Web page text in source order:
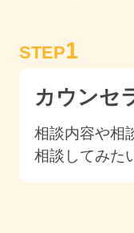
STEP1
カウンセ
相談内容や相
相談してみた